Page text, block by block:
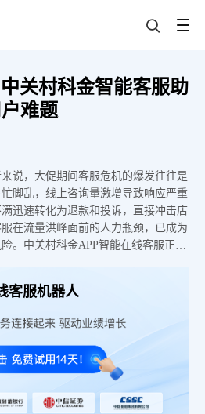
关村科金智能客服助
难题
说，大促期间客服危机的爆发往往是
脚乱，线上咨询量激增导致响应严重
迅速转化为退款和投诉，直接冲击店
在流量洪峰面前的人力瓶颈，已成为
。中关村科金APP智能在线客服正是
客服机器人